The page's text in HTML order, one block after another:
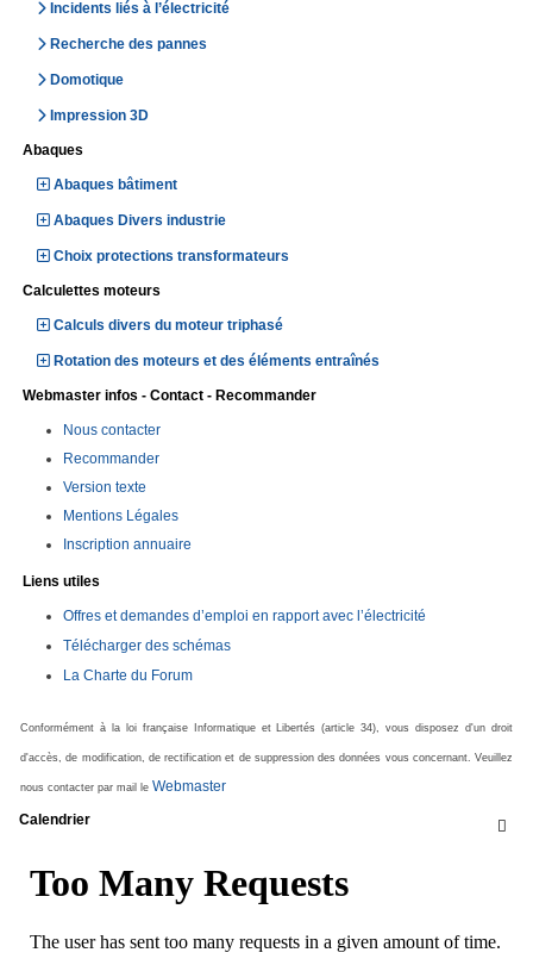
Incidents liés à l’électricité
Recherche des pannes
Domotique
Impression 3D
Abaques
Abaques bâtiment
Abaques Divers industrie
Choix protections transformateurs
Calculettes moteurs
Calculs divers du moteur triphasé
Rotation des moteurs et des éléments entraînés
Webmaster infos - Contact - Recommander
Nous contacter
Recommander
Version texte
Mentions Légales
Inscription annuaire
Liens utiles
Offres et demandes d’emploi en rapport avec l’électricité
Télécharger des schémas
La Charte du Forum
Conformément à la loi française Informatique et Libertés (article 34), vous disposez d'un droit
d'accès, de modification, de rectification et de suppression des données vous concernant. Veuillez
nous contacter par mail le Webmaster

Calendrier